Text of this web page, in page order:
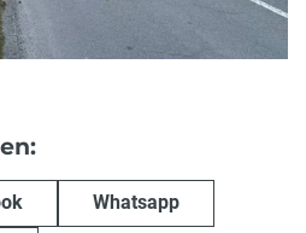
Whatsapp